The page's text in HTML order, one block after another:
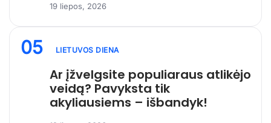
19 liepos, 2026
05 LIETUVOS DIENA
Ar įžvelgsite populiaraus atlikėjo
veidą? Pavyksta tik
akyliausiems – išbandyk!